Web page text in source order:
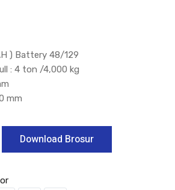
) Battery 48/129
: 4 ton /4,000 kg
mm
Download Brosur